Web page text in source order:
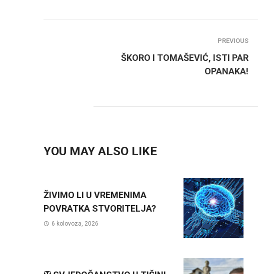
PREVIOUS
ŠKORO I TOMAŠEVIĆ, ISTI PAR
OPANAKA!
YOU MAY ALSO LIKE
ŽIVIMO LI U VREMENIMA
POVRATKA STVORITELJA?
6 kolovoza, 2026